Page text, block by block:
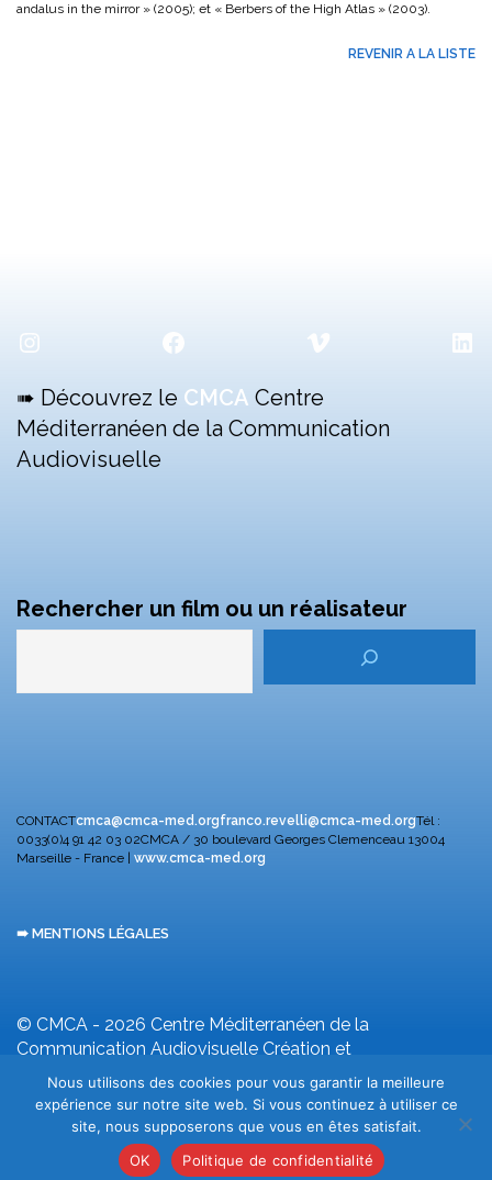
andalus in the mirror » (2005); et « Berbers of the High Atlas » (2003).
REVENIR A LA LISTE
Instagram Facebook Vimeo
➠ Découvrez le CMCA Centre
Méditerranéen de la Communication
Audiovisuelle
Rechercher un film ou un réalisateur
CONTACTcmca@cmca-med.orgfranco.revelli@cmca-med.orgTél :
0033(0)4 91 42 03 02CMCA / 30 boulevard Georges Clemenceau 13004
Marseille - France | www.cmca-med.org
➠ MENTIONS LÉGALES
© CMCA - 2026 Centre Méditerranéen de la
Communication Audiovisuelle Création et
développement F. Revelli
Nous utilisons des cookies pour vous garantir la meilleure
expérience sur notre site web. Si vous continuez à utiliser ce
site, nous supposerons que vous en êtes satisfait.
OK
Politique de confidentialité